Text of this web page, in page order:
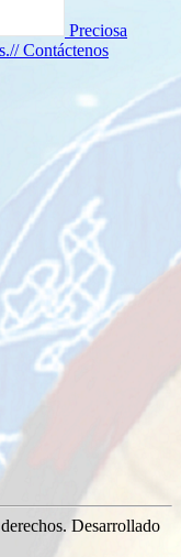
Preciosa
Contáctenos
Desarrollado